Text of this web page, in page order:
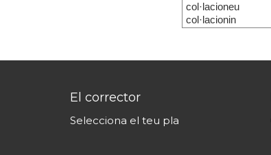
col·lacioneu
col·lacionin
El corrector
Selecciona el teu pla